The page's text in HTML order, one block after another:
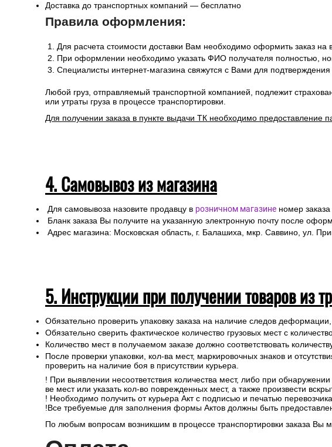
Доставка до транспортных компаний — бесплатно
Правила оформления:
Для расчета стоимости доставки Вам необходимо оформить заказ
При оформлении необходимо указать ФИО получателя полностью,
Специалисты интернет-магазина свяжутся с Вами для
Любой груз, отправляемый транспортной компанией, подлежит
или утраты груза в процессе транспортировки.
Для получении заказа в пункте выдачи ТК необходимо предоставление
4. Самовывоз из магазина
Для самовывоза назовите продавцу в розничном магазине номер заказа
Бланк заказа Вы получите на указанную электронную почту после
Адрес магазина: Московская область, г. Балашиха, мкр. Саввино, ул.
5. Инструкции при получении товаров из
Обязательно проверить упаковку заказа на наличие следов
Обязательно сверить фактическое количество грузовых мест с
Количество мест в получаемом заказе должно соответствовать
После проверки упаковки, кол-ва мест, маркировочных знаков и
проверить на наличие боя в присутствии курьера.
! При выявлении несоответствия количества мест, либо при
ве мест или указать кол-во поврежденных мест, а также произвести
! Необходимо получить от курьера Акт с подписью и печатью
!Все требуемые для заполнения формы Актов должны быть
По любым вопросам возникшим в процессе транспортировки заказа Вы